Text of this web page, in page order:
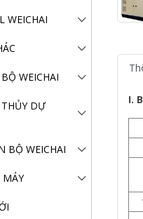
WEICHAI
WEICHAI
DỰ
BỘ WEICHAI
MÁYCơ Weichai
I.